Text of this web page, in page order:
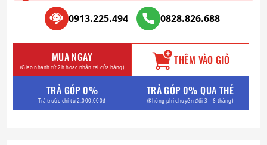
0913.225.494 0828.826.688
MUA NGAY
(Giao nhanh từ 2h hoặc nhận tại cửa hàng) THÊM VÀO GIỎ
TRẢ GÓP 0%
Trả trước chỉ từ 2.000.000đ
TRẢ GÓP 0% QUA THẺ
(Không phí chuyển đổi 3 - 6 tháng)